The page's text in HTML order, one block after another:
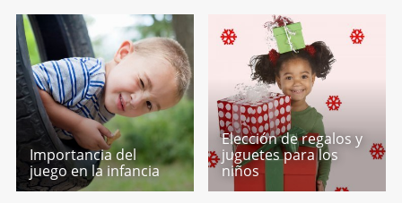
Importancia del
juego en la infancia
Elección de regalos y
juguetes para los
niños